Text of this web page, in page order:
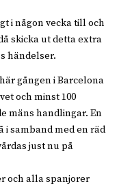
i någon vecka till och
skicka ut detta extra
händelser.
gången i Barcelona
och minst 100
mäns handlingar. En
i samband med en räd
just nu på
och alla spanjorer